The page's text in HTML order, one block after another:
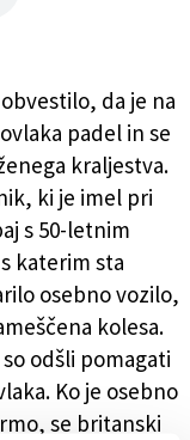
(ARHIV)
da je na
padel in se
kraljestva.
ki je imel pri
s 50-letnim
katerim sta
osebno vozilo,
kolesa.
odšli pomagati
Ko je osebno
se britanski